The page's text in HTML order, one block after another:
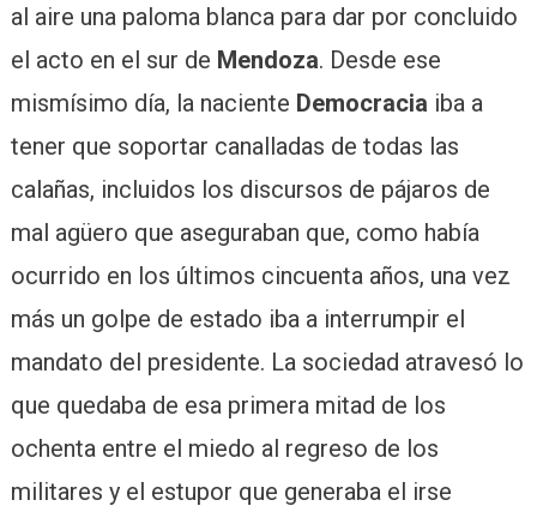
al aire una paloma blanca para dar por concluido
el acto en el sur de Mendoza. Desde ese
mismísimo día, la naciente Democracia iba a
tener que soportar canalladas de todas las
calañas, incluidos los discursos de pájaros de
mal agüero que aseguraban que, como había
ocurrido en los últimos cincuenta años, una vez
más un golpe de estado iba a interrumpir el
mandato del presidente. La sociedad atravesó lo
que quedaba de esa primera mitad de los
ochenta entre el miedo al regreso de los
militares y el estupor que generaba el irse